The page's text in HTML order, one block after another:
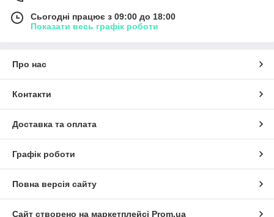
Сьогодні працює з 09:00 до 18:00
Показати весь графік роботи
Про нас
Контакти
Доставка та оплата
Графік роботи
Повна версія сайту
Сайт створено на маркетплейсі Prom.ua